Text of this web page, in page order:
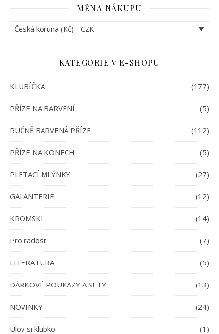
MĚNA NÁKUPU
Česká koruna (Kč) - CZK
KATEGORIE V E-SHOPU
KLUBÍČKA (177)
PŘÍZE NA BARVENÍ (5)
RUČNĚ BARVENÁ PŘÍZE (112)
PŘÍZE NA KONECH (5)
PLETACÍ MLÝNKY (27)
GALANTERIE (12)
KROMSKI (14)
Pro radost (7)
LITERATURA (5)
DÁRKOVÉ POUKAZY A SETY (13)
NOVINKY (24)
Ulov si klubko (1)